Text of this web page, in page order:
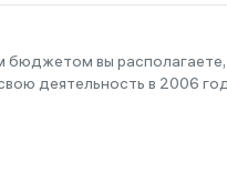
бюджетом вы
деятельность в 2006